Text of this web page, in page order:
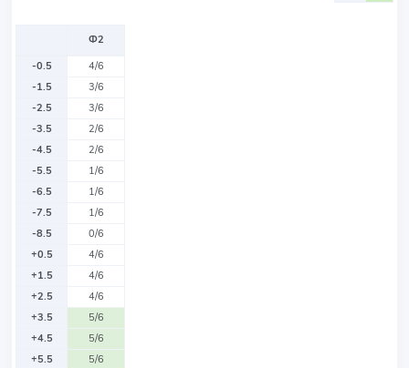
Ф2
-0.5
4/6
-1.5
3/6
-2.5
3/6
-3.5
2/6
-4.5
2/6
-5.5
1/6
-6.5
1/6
-7.5
1/6
-8.5
0/6
+0.5
4/6
+1.5
4/6
+2.5
4/6
+3.5
5/6
+4.5
5/6
+5.5
5/6